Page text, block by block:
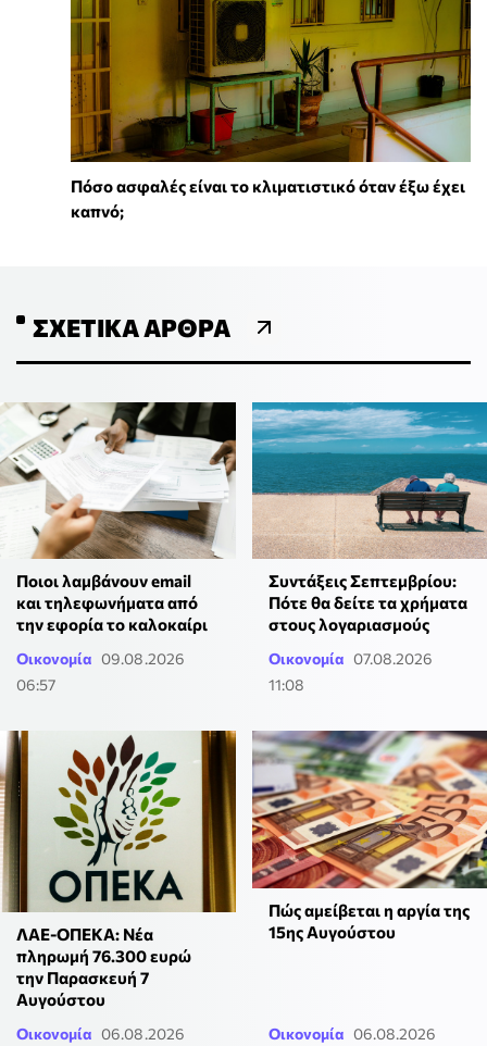
Πόσο ασφαλές είναι το κλιματιστικό όταν έξω έχει
καπνό;
ΣΧΕΤΙΚΆ ΆΡΘΡΑ
Ποιοι λαμβάνουν email
και τηλεφωνήματα από
την εφορία το καλοκαίρι
Οικονομία 09.08.2026
06:57
Συντάξεις Σεπτεμβρίου:
Πότε θα δείτε τα χρήματα
στους λογαριασμούς
Οικονομία 07.08.2026
11:08
ΛΑΕ-ΟΠΕΚΑ: Νέα
πληρωμή 76.300 ευρώ
την Παρασκευή 7
Αυγούστου
Οικονομία 06.08.2026
Πώς αμείβεται η αργία της
15ης Αυγούστου
Οικονομία 06.08.2026